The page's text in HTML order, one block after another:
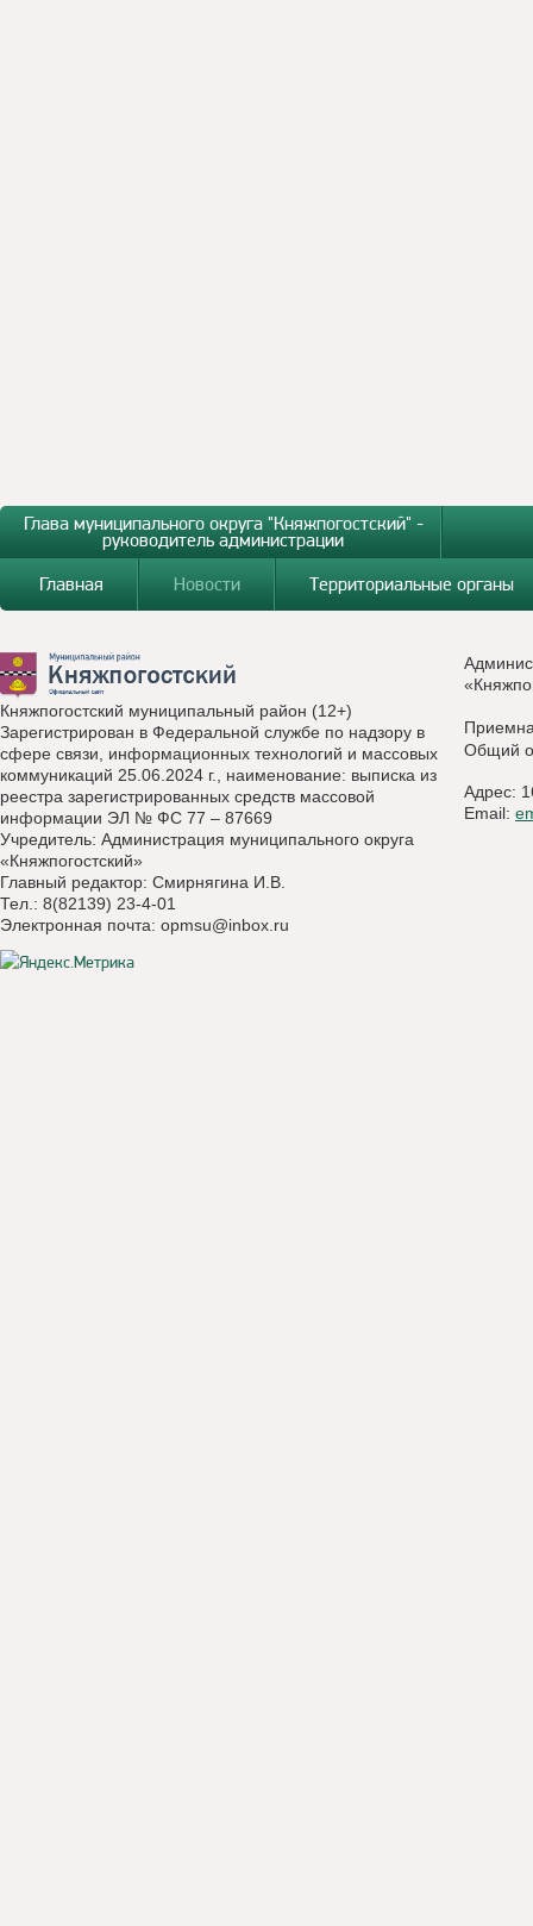
Глава муниципального округа "Княжпогостский" -
руководитель администрации
Главная
Новости Территориальные органы
Княжпогостский муниципальный район (12+)
Зарегистрирован в Федеральной службе по надзору в
сфере связи, информационных технологий и массовых
коммуникаций 25.06.2024 г., наименование: выписка из
реестра зарегистрированных средств массовой
информации ЭЛ № ФС 77 – 87669
Учредитель: Администрация муниципального округа
«Княжпогостский»
Главный редактор: Смирнягина И.В.
Тел.: 8(82139) 23-4-01
Электронная почта: opmsu@inbox.ru
Общий
Адрес:
Email: